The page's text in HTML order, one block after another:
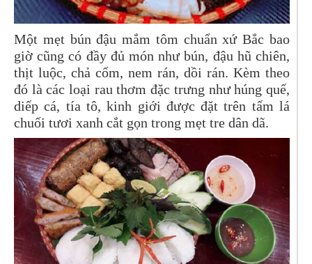
Một mẹt bún đậu mắm tôm chuẩn xứ Bắc bao
giờ cũng có đầy đủ món như bún, đậu hũ chiên,
thịt luộc, chả cốm, nem rán, dồi rán. Kèm theo
đó là các loại rau thơm đặc trưng như húng quế,
diếp cá, tía tô, kinh giới được đặt trên tấm lá
chuối tươi xanh cắt gọn trong mẹt tre dân dã.